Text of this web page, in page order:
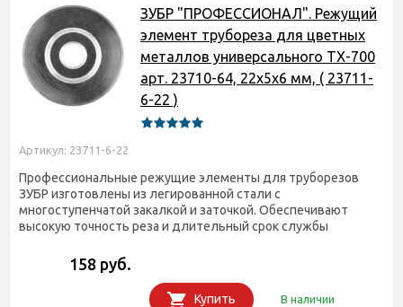
ЗУБР "ПРОФЕССИОНАЛ". Режущий
элемент трубореза для цветных
металлов универсального ТX-700
арт. 23710-64, 22х5х6 мм, ( 23711-
6-22 )
Артикул: 23711-6-22
Профессиональные режущие элементы для труборезов
ЗУБР изготовлены из легированной стали с
многоступенчатой закалкой и заточкой. Обеспечивают
высокую точность реза и длительный срок службы
158 руб.
Купить В наличии